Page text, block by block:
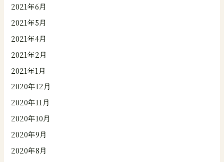
2021年6月
2021年5月
2021年4月
2021年2月
2021年1月
2020年12月
2020年11月
2020年10月
2020年9月
2020年8月